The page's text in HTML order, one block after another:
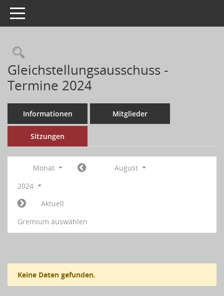
Toggle navigation
Gleichstellungsausschuss -
Termine 2024
Informationen Mitglieder
Sitzungen
Monat
August
2024
Aktuell
Gremium auswählen
Keine Daten gefunden.